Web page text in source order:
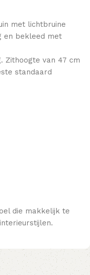
met lichtbruine
en bekleed met
Zithoogte van 47 cm
standaard
die makkelijk te